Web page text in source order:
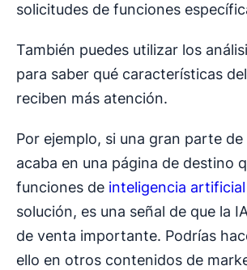
solicitudes de funciones
También puedes utilizar los
para saber qué características
reciben más atención.
Por ejemplo, si una gran parte
acaba en una página de destino
funciones de inteligencia artificial
solución, es una señal de que la
de venta importante. Podrías
ello en otros contenidos de